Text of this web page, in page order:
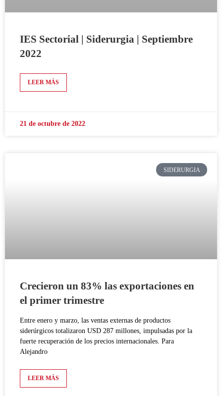
IES Sectorial | Siderurgia | Septiembre
2022
LEER MÁS
21 de octubre de 2022
SIDERURGIA
Crecieron un 83% las exportaciones en
el primer trimestre
Entre enero y marzo, las ventas externas de productos
siderúrgicos totalizaron USD 287 millones, impulsadas por la
fuerte recuperación de los precios internacionales. Para
Alejandro
LEER MÁS